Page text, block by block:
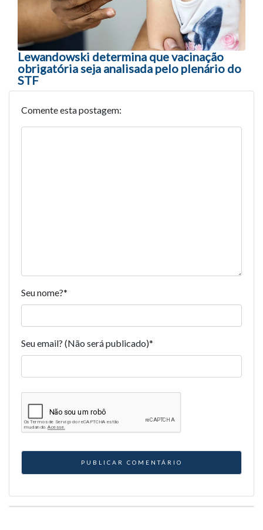
Lewandowski determina que vacinação
obrigatória seja analisada pelo plenário do
STF
Comente esta postagem:
Seu nome?*
Seu email? (Não será publicado)*